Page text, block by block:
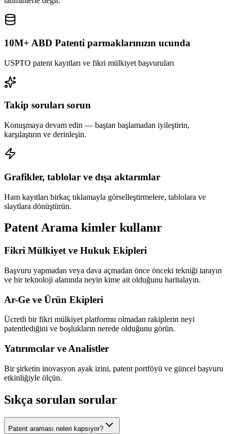
10M+ ABD Patenti parmaklarınızın ucunda
USPTO patent kayıtları ve fikri mülkiyet başvuruları
Takip soruları sorun
Konuşmaya devam edin — baştan başlamadan iyileştirin,
karşılaştırın ve derinleşin.
Grafikler, tablolar ve dışa aktarımlar
Ham kayıtları birkaç tıklamayla görselleştirmelere, tablolara ve
slaytlara dönüştürün.
Patent Arama kimler kullanır
Fikri Mülkiyet ve Hukuk Ekipleri
Başvuru yapmadan veya dava açmadan önce önceki tekniği tarayın
ve bir teknoloji alanında neyin kime ait olduğunu haritalayın.
Ar-Ge ve Ürün Ekipleri
Ücretli bir fikri mülkiyet platformu olmadan rakiplerin neyi
patentlediğini ve boşlukların nerede olduğunu görün.
Yatırımcılar ve Analistler
Bir şirketin inovasyon ayak izini, patent portföyü ve güncel başvuru
etkinliğiyle ölçün.
Sıkça sorulan sorular
Patent araması neleri kapsıyor?